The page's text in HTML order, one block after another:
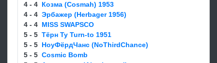
4 - 4 Кoзмa (Cosmah) 1953
4 - 4 Эрбажер (Herbager 1956)
4 - 4 MISS SWAPSCO
5 - 5 Тёрн Ту Turn-to 1951
5 - 5 НоуФёрдЧанс (NoThirdChance)
5 - 5 Cosmic Bomb